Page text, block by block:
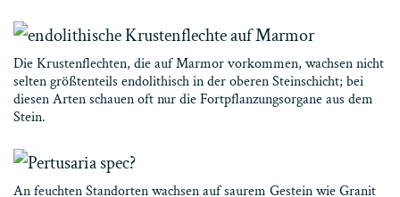
Die Krustenflechten, die auf Marmor vorkommen, wachsen nicht
selten größtenteils endolithisch in der oberen Steinschicht; bei
diesen Arten schauen oft nur die Fortpflanzungsorgane aus dem
Stein.
An feuchten Standorten wachsen auf saurem Gestein wie Granit